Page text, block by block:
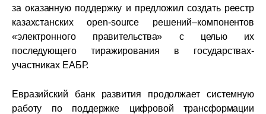
за оказанную поддержку и предложил создать реестр
казахстанских open-source решений–компонентов
«электронного правительства» с целью их
последующего тиражирования в государствах-
участниках ЕАБР.
Евразийский банк развития продолжает системную
работу по поддержке цифровой трансформации